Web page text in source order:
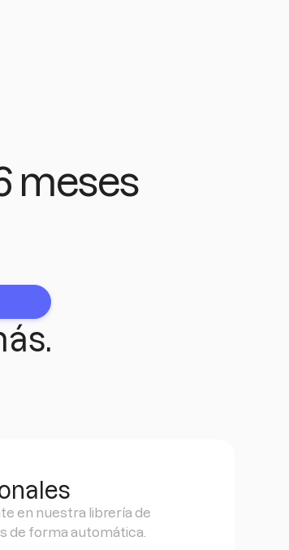
meses
en nuestra librería de
de forma automática.